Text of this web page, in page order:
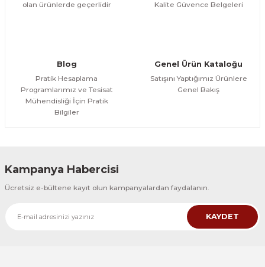
olan ürünlerde geçerlidir
Kalite Güvence Belgeleri
Blog
Pratik Hesaplama
Programlarımız ve Tesisat
Mühendisliği İçin Pratik
Bilgiler
Genel Ürün Kataloğu
Satışını Yaptığımız Ürünlere
Genel Bakış
Kampanya Habercisi
Ücretsiz e-bültene kayıt olun kampanyalardan faydalanın.
KAYDET